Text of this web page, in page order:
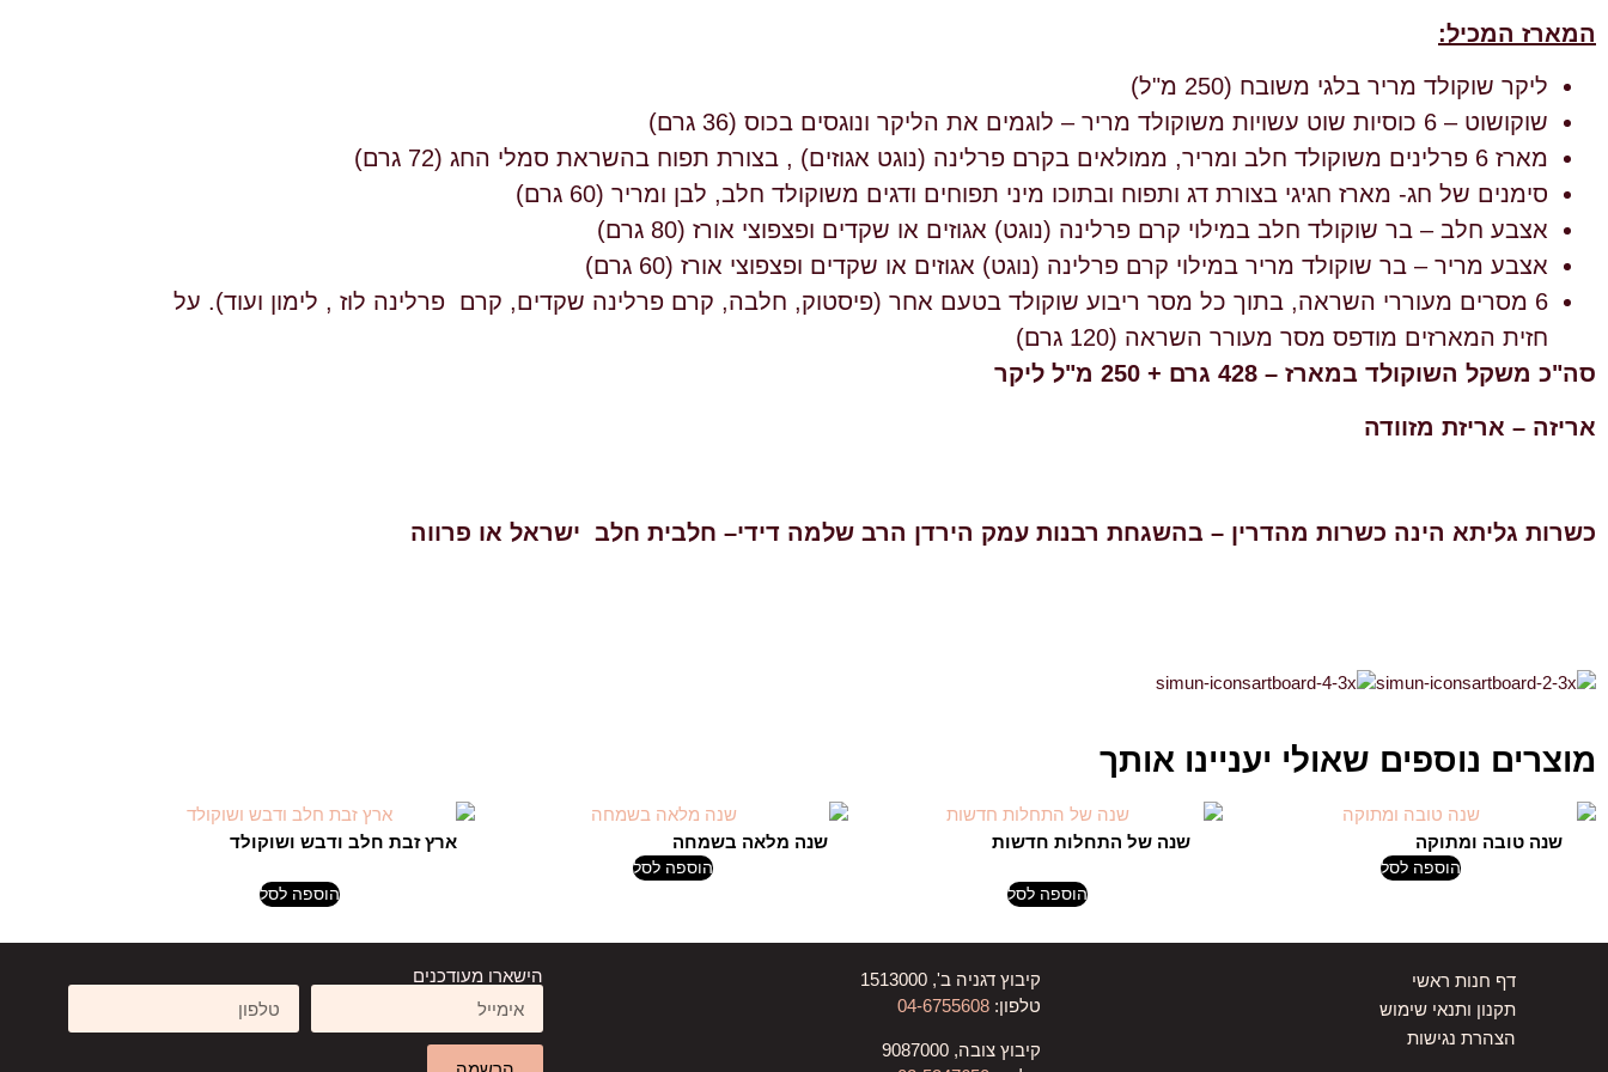
המארז המכיל:
ליקר שוקולד מריר בלגי משובח (250 מ"ל)
שוקושוט – 6 כוסיות שוט עשויות משוקולד מריר – לוגמים את הליקר ונוגסים בכוס (36 גרם)
מארז 6 פרלינים משוקולד חלב ומריר, ממולאים בקרם פרלינה (נוגט אגוזים) , בצורת תפוח בהשראת סמלי החג (72 גרם)
סימנים של חג- מארז חגיגי בצורת דג ותפוח ובתוכו מיני תפוחים ודגים משוקולד חלב, לבן ומריר (60 גרם)
אצבע חלב – בר שוקולד חלב במילוי קרם פרלינה (נוגט) אגוזים או שקדים ופצפוצי אורז (80 גרם)
אצבע מריר – בר שוקולד מריר במילוי קרם פרלינה (נוגט) אגוזים או שקדים ופצפוצי אורז (60 גרם)
6 מסרים מעוררי השראה, בתוך כל מסר ריבוע שוקולד בטעם אחר (פיסטוק, חלבה, קרם פרלינה שקדים, קרם פרלינה לוז , לימון ועוד). על
חזית המארזים מודפס מסר מעורר השראה (120 גרם)
סה"כ משקל השוקולד במארז – 428 גרם + 250 מ"ל ליקר
אריזה – אריזת מזוודה
כשרות גליתא הינה כשרות מהדרין – בהשגחת רבנות עמק הירדן הרב שלמה דידי– חלבית חלב ישראל או פרווה
מוצרים נוספים שאולי יעניינו אותך
שנה טובה ומתוקה
הוספה לסל
שנה של התחלות חדשות
הוספה לסל
שנה מלאה בשמחה
הוספה לסל
ארץ זבת חלב ודבש ושוקולד
הוספה לסל
דף חנות ראשי
תקנון ותנאי שימוש
הצהרת נגישות
קיבוץ דגניה ב', 1513000
טלפון: 04-6755608
קיבוץ צובה, 9087000
הישארו מעודכנים